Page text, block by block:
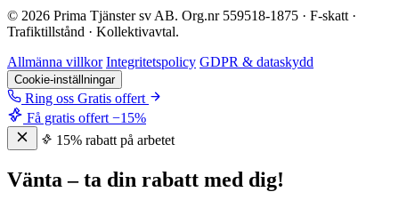
© 2026 Prima Tjänster sv AB. Org.nr 559518-1875 · F-skatt ·
Trafiktillstånd · Kollektivavtal.
Allmänna villkor Integritetspolicy GDPR & dataskydd
Cookie-inställningar
Ring oss Gratis offert
Få gratis offert −15%
15% rabatt på arbetet
Vänta – ta din rabatt med dig!